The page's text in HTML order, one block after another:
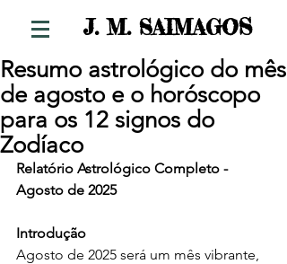
J. M. SAIMAGOS
Resumo astrológico do mês
de agosto e o horóscopo
para os 12 signos do
Zodíaco
Relatório Astrológico Completo -
Agosto de 2025
Introdução
Agosto de 2025 será um mês vibrante,